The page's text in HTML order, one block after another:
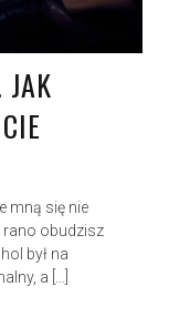
JAK
mną się nie
rano obudzisz
był na
a […]